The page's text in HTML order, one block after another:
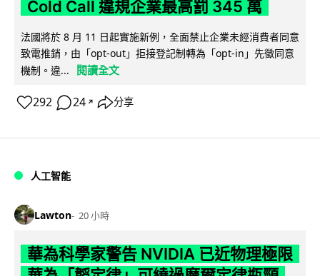
Cold Call 違規企業最高罰 345 萬
法國將於 8 月 11 日起實施新例，全面禁止企業未經消費者同意
致電推銷，由「opt-out」拒接登記制轉為「opt-in」先徵同意
機制。違...
閱讀全文
292 24 ↗ 分享
人工智能
Lawton 20 小時
華為科學家警告 NVIDIA 已近物理極限